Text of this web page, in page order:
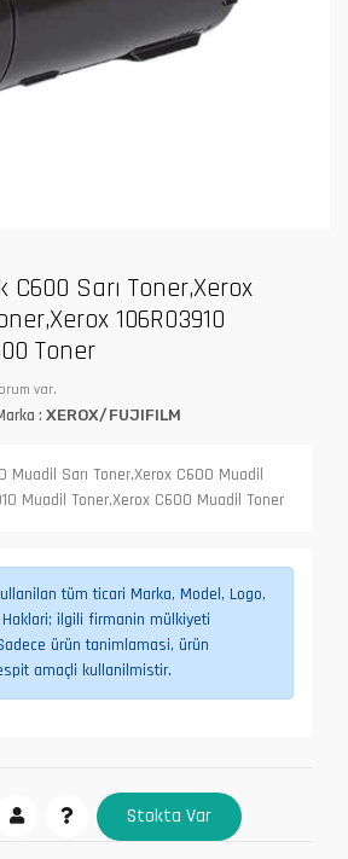
C600 Sarı Toner,Xerox
106R03910
Toner
var.
: XEROX/FUJIFILM
Muadil Sarı Toner,Xerox C600 Muadil
Muadil Toner,Xerox C600 Muadil Toner
tüm ticari Marka, Model, Logo,
ilgili firmanin mülkiyeti
ürün tanimlamasi, ürün
amaçli kullanilmistir.
Stokta Var